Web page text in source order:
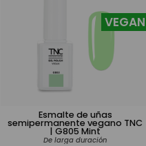
Esmalte de uñas
semipermanente vegano TNC
| G805 Mint
De larga duración
VEGAN